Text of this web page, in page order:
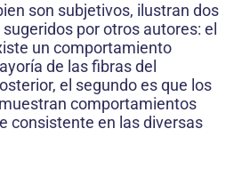
son subjetivos, ilustran dos
por otros autores: el
un comportamiento
de las fibras del
el segundo es que los
comportamientos
consistente en las diversas